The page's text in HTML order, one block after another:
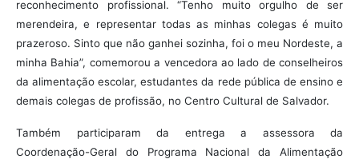
reconhecimento profissional. “Tenho muito orgulho de ser
merendeira, e representar todas as minhas colegas é muito
prazeroso. Sinto que não ganhei sozinha, foi o meu Nordeste, a
minha Bahia”, comemorou a vencedora ao lado de conselheiros
da alimentação escolar, estudantes da rede pública de ensino e
demais colegas de profissão, no Centro Cultural de Salvador.
Também participaram da entrega a assessora da
Coordenação-Geral do Programa Nacional da Alimentação